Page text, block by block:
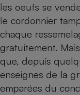
les oeufs se
le cordonnier
chaque
gratuitement.
que, depuis
enseignes de la
emparées du